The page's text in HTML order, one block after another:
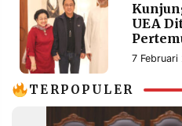
IKUTI
KAMI
UEA
Rumah
7
TERPOPULER